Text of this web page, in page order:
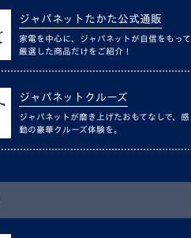
ジャパネットたかた公式通販
家電を中心に、ジャパネットが自信をもって
厳選した商品だけをご紹介！
ジャパネットクルーズ
ジャパネットが磨き上げたおもてなしで、感
動の豪華クルーズ体験を。